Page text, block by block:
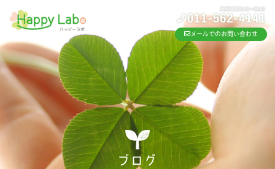
メールでのお問い合わせ
ブログ